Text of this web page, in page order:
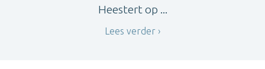
Heestert op ...
Lees verder